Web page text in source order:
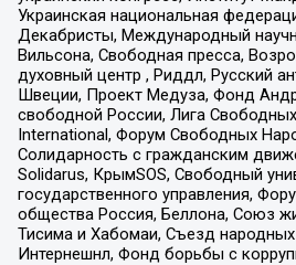
Украинская национальная
Декабристы, Международный
Вильсона, Свободная пресса,
духовный центр , Риддл, Русский
Швеции, Проект Медуза, Фонд
свободной России, Лига
International, Форум Свободных
Солидарность с гражданским
Solidarus, КрымSOS, Свободный
государственного управления,
общества Россия, Беллона, Союз
Тисима и Хабомаи, Съезд народных
Интернешнл, Фонд борьбы с